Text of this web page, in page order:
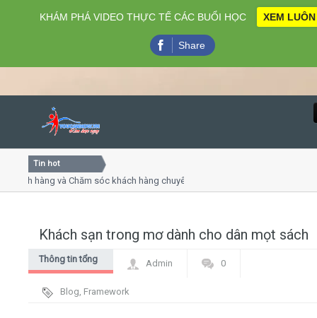
Close
Home
Giới thiệu
Tin hot
hàng và Chăm sóc khách hàng chuyên nghiệp
Khách sạn trong mơ dành cho dân mọt sách
Thông tin tổng
Admin 0
Blog, Framework
KHÁM PHÁ VIDEO THỰC TẾ CÁC BUỔI HỌC XEM LUÔN
Share